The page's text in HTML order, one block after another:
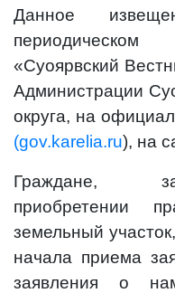
Данное
«Суоярвский
Администрации
округа, на
(gov.karelia.ru), на
Граждане,
приобретении
земельный
начала приема
заявления о